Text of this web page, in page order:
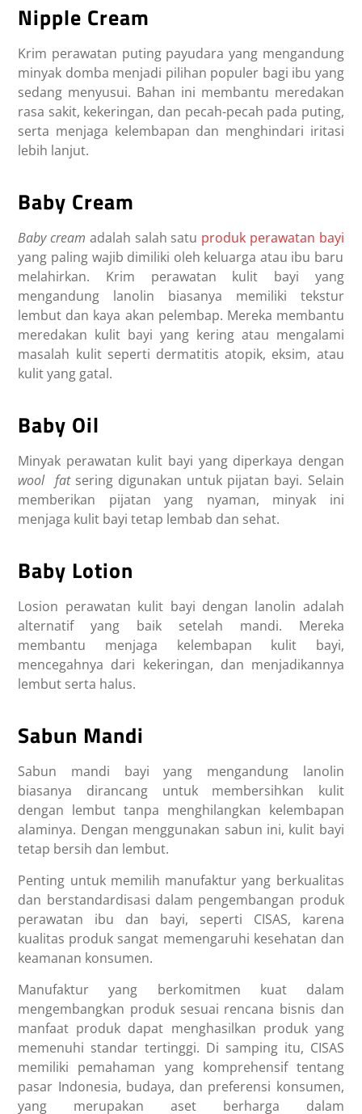
Nipple Cream
Krim perawatan puting payudara yang mengandung
minyak domba menjadi pilihan populer bagi ibu yang
sedang menyusui. Bahan ini membantu meredakan
rasa sakit, kekeringan, dan pecah-pecah pada puting,
serta menjaga kelembapan dan menghindari iritasi
lebih lanjut.
Baby Cream
Baby cream adalah salah satu produk perawatan bayi
yang paling wajib dimiliki oleh keluarga atau ibu baru
melahirkan. Krim perawatan kulit bayi yang
mengandung lanolin biasanya memiliki tekstur
lembut dan kaya akan pelembap. Mereka membantu
meredakan kulit bayi yang kering atau mengalami
masalah kulit seperti dermatitis atopik, eksim, atau
kulit yang gatal.
Baby Oil
Minyak perawatan kulit bayi yang diperkaya dengan
wool fat sering digunakan untuk pijatan bayi. Selain
memberikan pijatan yang nyaman, minyak ini
menjaga kulit bayi tetap lembab dan sehat.
Baby Lotion
Losion perawatan kulit bayi dengan lanolin adalah
alternatif yang baik setelah mandi. Mereka
membantu menjaga kelembapan kulit bayi,
mencegahnya dari kekeringan, dan menjadikannya
lembut serta halus.
Sabun Mandi
Sabun mandi bayi yang mengandung lanolin
biasanya dirancang untuk membersihkan kulit
dengan lembut tanpa menghilangkan kelembapan
alaminya. Dengan menggunakan sabun ini, kulit bayi
tetap bersih dan lembut.
Penting untuk memilih manufaktur yang berkualitas
dan berstandardisasi dalam pengembangan produk
perawatan ibu dan bayi, seperti CISAS, karena
kualitas produk sangat memengaruhi kesehatan dan
keamanan konsumen.
Manufaktur yang berkomitmen kuat dalam
mengembangkan produk sesuai rencana bisnis dan
manfaat produk dapat menghasilkan produk yang
memenuhi standar tertinggi. Di samping itu, CISAS
memiliki pemahaman yang komprehensif tentang
pasar Indonesia, budaya, dan preferensi konsumen,
yang merupakan aset berharga dalam